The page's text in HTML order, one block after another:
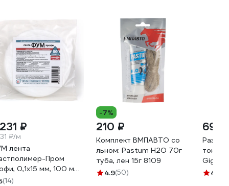
₽
₽/м
лента
Пром
0,1х15 мм, 100 м
(14)
-7%
210 ₽
Комплект ВМПАВТО со
льном: Pastum H2O 70г
туба, лен 15г 8109
4.9(50)
699
Gigant
GPBS-
4.6